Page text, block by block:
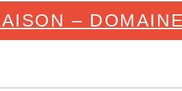
–